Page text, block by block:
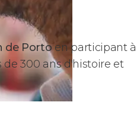
de Portoen participant à
de 300 ans d'histoire et